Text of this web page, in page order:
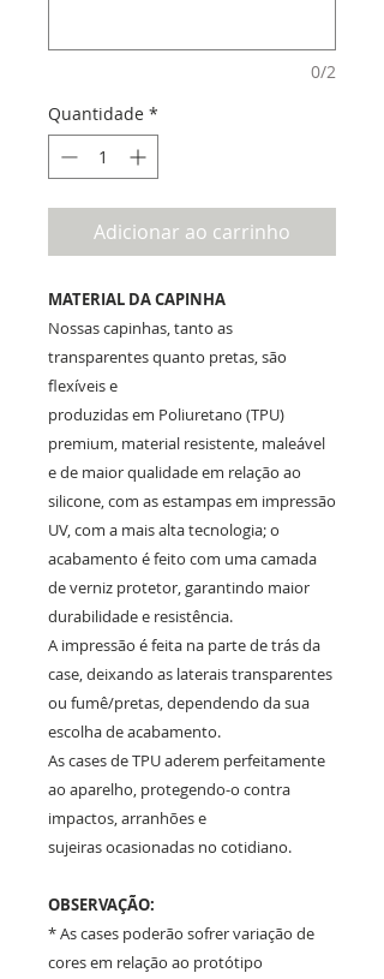
0/2
Quantidade *
Adicionar ao carrinho
MATERIAL DA CAPINHA
Nossas capinhas, tanto as
transparentes quanto pretas, são
flexíveis e
produzidas em Poliuretano (TPU)
premium, material resistente, maleável
e de maior qualidade em relação ao
silicone, com as estampas em impressão
UV, com a mais alta tecnologia; o
acabamento é feito com uma camada
de verniz protetor, garantindo maior
durabilidade e resistência.
A impressão é feita na parte de trás da
case, deixando as laterais transparentes
ou fumê/pretas, dependendo da sua
escolha de acabamento.
As cases de TPU aderem perfeitamente
ao aparelho, protegendo-o contra
impactos, arranhões e
sujeiras ocasionadas no cotidiano.
OBSERVAÇÃO:
* As cases poderão sofrer variação de
cores em relação ao protótipo